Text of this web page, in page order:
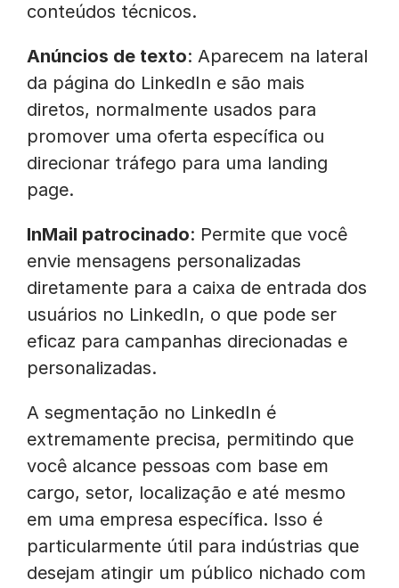
conteúdos técnicos.
Anúncios de texto: Aparecem na lateral
da página do LinkedIn e são mais
diretos, normalmente usados para
promover uma oferta específica ou
direcionar tráfego para uma landing
page.
InMail patrocinado: Permite que você
envie mensagens personalizadas
diretamente para a caixa de entrada dos
usuários no LinkedIn, o que pode ser
eficaz para campanhas direcionadas e
personalizadas.
A segmentação no LinkedIn é
extremamente precisa, permitindo que
você alcance pessoas com base em
cargo, setor, localização e até mesmo
em uma empresa específica. Isso é
particularmente útil para indústrias que
desejam atingir um público nichado com